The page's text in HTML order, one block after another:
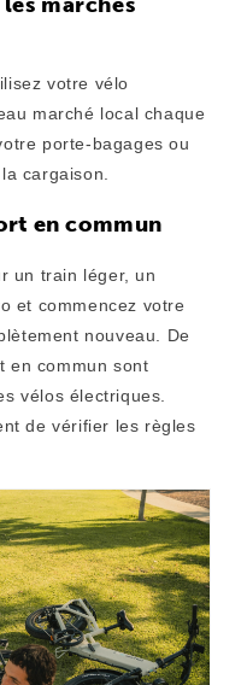
votre vélo
marché local chaque
porte-bagages ou
cargaison.
en commun
un train léger, un
et commencez votre
nouveau. De
en commun sont
vélos électriques.
de vérifier les règles